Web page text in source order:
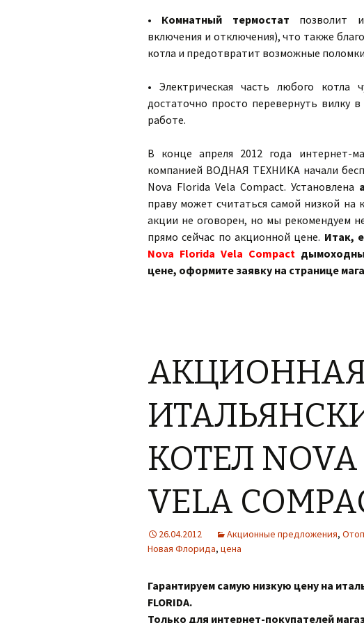
• Комнатный термостат позволит
включения и отключения), что также
котла и предотвратит возможные
• Электрическая часть любого котла
достаточно просто перевернуть вилку
работе.
В конце апреля 2012 года
компанией ВОДНАЯ ТЕХНИКА начали
Nova Florida Vela Compact. Установлена
праву может считаться самой низкой на
акции не оговорен, но мы рекомендуем
прямо сейчас по акционной цене. Итак,
Nova Florida Vela Compact
цене, оформите заявку на странице
КОТЕЛ NOVA
VELA
26.04.2012 Акционные предложения,
Новая Флорида, цена
Гарантируем самую низкую цену на
FLORIDA.
Только для интернет-покупателей